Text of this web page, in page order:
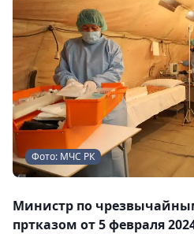
Фото: МЧС РК
Министр по
пртказом от 5 февраля